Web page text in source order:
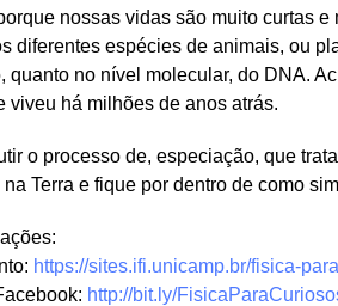
nossas vidas são muito curtas
diferentes espécies de animais, ou
quanto no nível molecular, do DNA.
viveu há milhões de anos atrás.
o processo de, especiação, que
Terra e fique por dentro de como
https://sites.ifi.unicamp.br/fisica-
http://bit.ly/